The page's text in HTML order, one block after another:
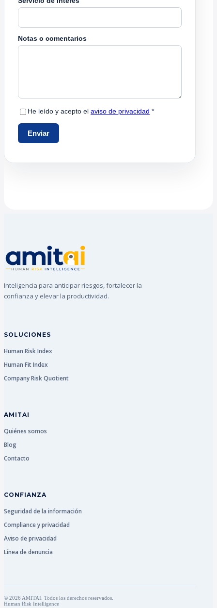
Inteligencia para anticipar riesgos, fortalecer la
confianza y elevar la productividad.
SOLUCIONES
Human Risk Index
Human Fit Index
Company Risk Quotient
AMITAI
Quiénes somos
Blog
Contacto
CONFIANZA
Seguridad de la información
Compliance y privacidad
Aviso de privacidad
Línea de denuncia
© 2026 AMITAI. Todos los derechos reservados.
Human Risk Intelligence